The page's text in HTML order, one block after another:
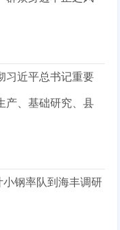
习近平总书记重要
产、基础研究、县
钢率队到海丰调研